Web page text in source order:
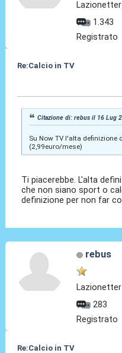
Lazionetter
1.343
Registrato
Re:Calcio in TV
Citazione di: rebus il 16 Lug
Su Now TV l'alta definizione
(2,99euro/mese)
Ti piacerebbe. L'alta
che non siano sport o
definizione per non far
rebus
Lazionetter
283
Registrato
Re:Calcio in TV